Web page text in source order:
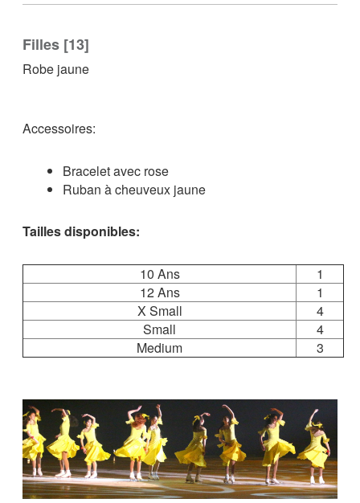
Filles [13]
Robe jaune
Accessoires:
Bracelet avec rose
Ruban à cheuveux jaune
Tailles disponibles:
10 Ans
1
12 Ans
1
X Small
4
Small
4
Medium
3